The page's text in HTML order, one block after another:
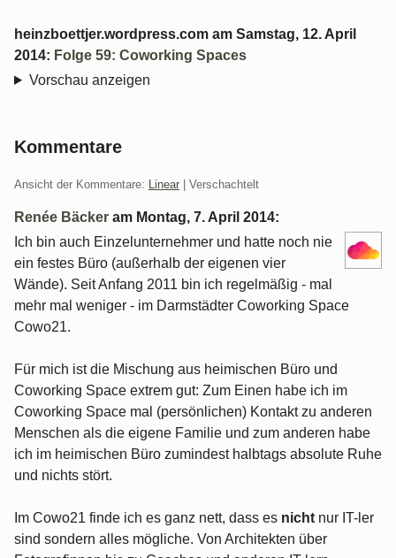
heinzboettjer.wordpress.com am Samstag, 12. April
2014: Folge 59: Coworking Spaces
Vorschau anzeigen
Kommentare
Ansicht der Kommentare: Linear | Verschachtelt
Renée Bäcker am Montag, 7. April 2014:
Ich bin auch Einzelunternehmer und hatte noch nie
ein festes Büro (außerhalb der eigenen vier
Wände). Seit Anfang 2011 bin ich regelmäßig - mal
mehr mal weniger - im Darmstädter Coworking Space
Cowo21.
Für mich ist die Mischung aus heimischen Büro und
Coworking Space extrem gut: Zum Einen habe ich im
Coworking Space mal (persönlichen) Kontakt zu anderen
Menschen als die eigene Familie und zum anderen habe
ich im heimischen Büro zumindest halbtags absolute Ruhe
und nichts stört.
Im Cowo21 finde ich es ganz nett, dass es nicht nur IT-ler
sind sondern alles mögliche. Von Architekten über